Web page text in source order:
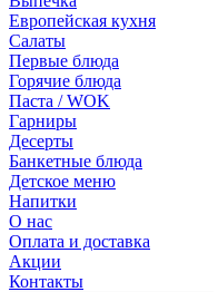
Европейская кухня
Салаты
Первые блюда
Горячие блюда
Паста / WOK
Гарниры
Десерты
Банкетные блюда
Детское меню
Напитки
О нас
Оплата и доставка
Акции
Контакты